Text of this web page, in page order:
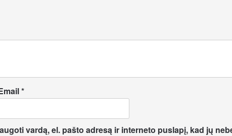
*
vardą, el. pašto adresą ir interneto puslapį, kad jų